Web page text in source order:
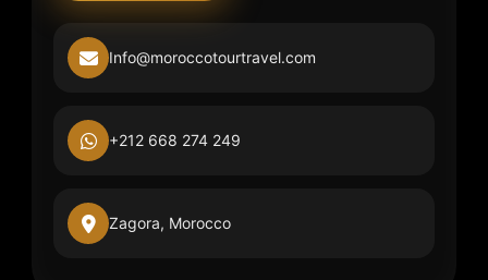
Info@moroccotourtravel.com
+212 668 274 249
Zagora, Morocco